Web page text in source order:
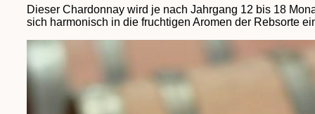
Dieser Chardonnay wird je nach Jahrgang 12 bis 18
sich harmonisch in die fruchtigen Aromen der Rebsorte